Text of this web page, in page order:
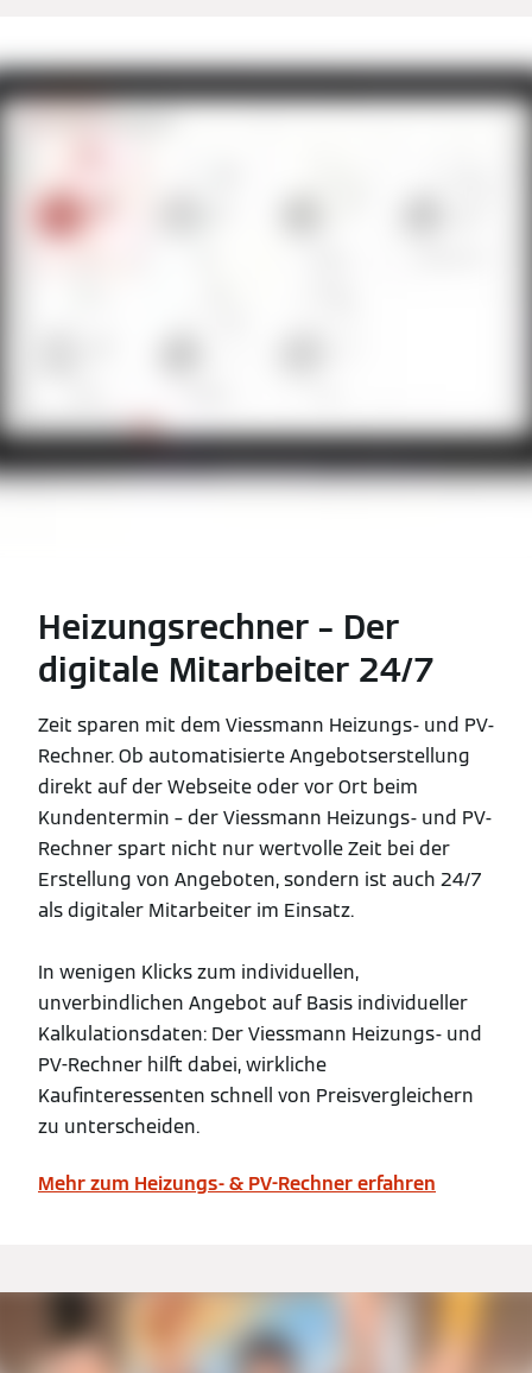
Heizungsrechner – Der
digitale Mitarbeiter 24/7
Zeit sparen mit dem Viessmann Heizungs- und PV-
Rechner. Ob automatisierte Angebotserstellung
direkt auf der Webseite oder vor Ort beim
Kundentermin – der Viessmann Heizungs- und PV-
Rechner spart nicht nur wertvolle Zeit bei der
Erstellung von Angeboten, sondern ist auch 24/7
als digitaler Mitarbeiter im Einsatz.
In wenigen Klicks zum individuellen,
unverbindlichen Angebot auf Basis individueller
Kalkulationsdaten: Der Viessmann Heizungs- und
PV-Rechner hilft dabei, wirkliche
Kaufinteressenten schnell von Preisvergleichern
zu unterscheiden.
Mehr zum Heizungs- & PV-Rechner erfahren